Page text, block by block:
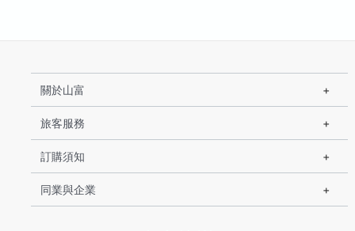
關於山富
旅客服務
訂購須知
同業與企業